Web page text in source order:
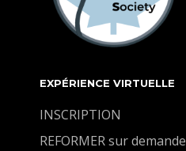
EXPÉRIENCE VIRTUELLE
INSCRIPTION
REFORMER sur demande